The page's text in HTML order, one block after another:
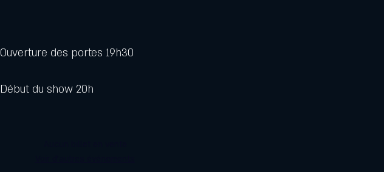
Ouverture des portes 19h30
Début du show 20h